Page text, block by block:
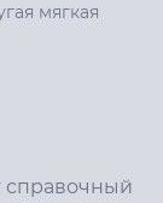
мягкая
справочный